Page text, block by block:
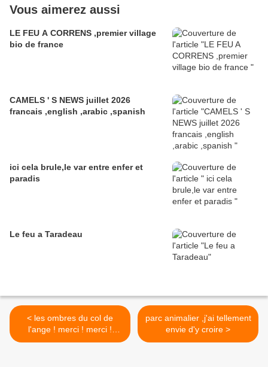
Vous aimerez aussi
LE FEU A CORRENS ,premier village
bio de france
CAMELS ' S NEWS juillet 2026
francais ,english ,arabic ,spanish
ici cela brule,le var entre enfer et
paradis
Le feu a Taradeau
< les ombres du col de
l'ange ! merci ! merci !
merci !
parc animalier ,j'ai tellement
envie d'y croire >